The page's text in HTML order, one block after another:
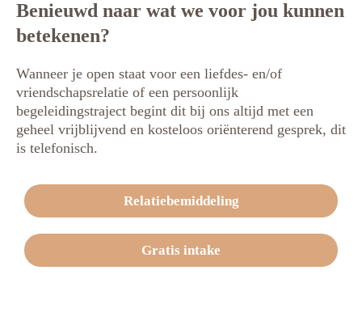
Benieuwd naar wat we voor jou kunnen
betekenen?
Wanneer je open staat voor een liefdes- en/of
vriendschapsrelatie of een persoonlijk
begeleidingstraject begint dit bij ons altijd met een
geheel vrijblijvend en kosteloos oriënterend gesprek, dit
is telefonisch.
Relatiebemiddeling
Gratis intake